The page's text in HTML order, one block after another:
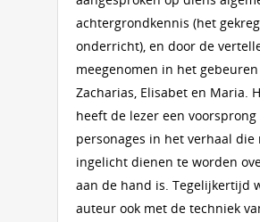
achtergrondkennis (het
onderricht), en door de
meegenomen in het
Zacharias, Elisabet en Maria.
heeft de lezer een
personages in het verhaal die
ingelicht dienen te worden
aan de hand is. Tegelijkertijd
auteur ook met de techniek